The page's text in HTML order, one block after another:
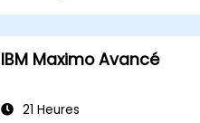
IBM Maximo Avancé
21 Heures